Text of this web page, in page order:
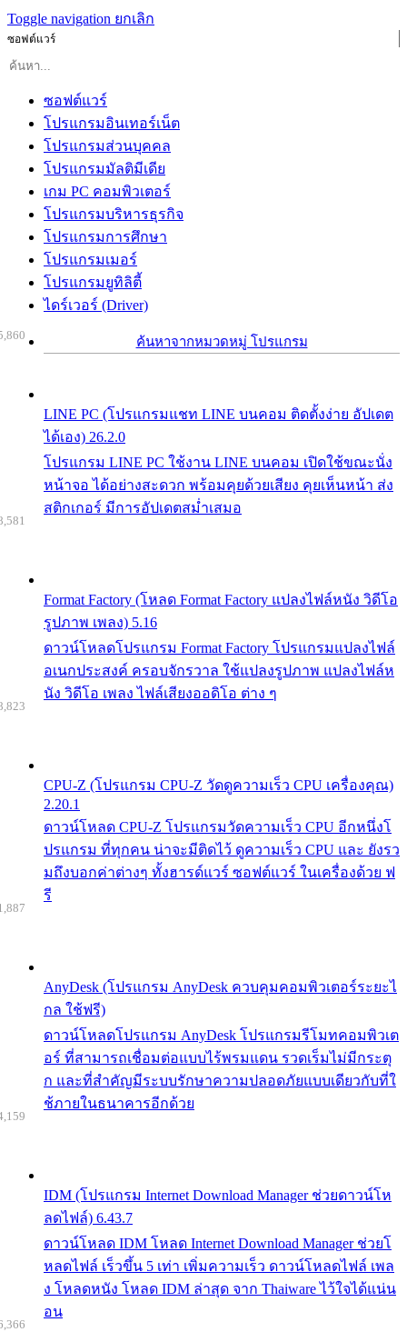
Toggle navigation ยกเลิก
ซอฟต์แวร์
ซอฟต์แวร์
โปรแกรมอินเทอร์เน็ต
โปรแกรมส่วนบุคคล
โปรแกรมมัลติมีเดีย
เกม PC คอมพิวเตอร์
โปรแกรมบริหารธุรกิจ
โปรแกรมการศึกษา
โปรแกรมเมอร์
โปรแกรมยูทิลิตี้
ไดร์เวอร์ (Driver)
ค้นหาจากหมวดหมู่ โปรแกรม
LINE PC (โปรแกรมแชท LINE บนคอม ติดตั้งง่าย อัปเดต
ได้เอง) 26.2.0
โปรแกรม LINE PC ใช้งาน LINE บนคอม เปิดใช้ขณะนั่ง
หน้าจอ ได้อย่างสะดวก พร้อมคุยด้วยเสียง คุยเห็นหน้า ส่ง
สติกเกอร์ มีการอัปเดตสม่ำเสมอ
Format Factory (โหลด Format Factory แปลงไฟล์หนัง วิดีโอ
รูปภาพ เพลง) 5.16
ดาวน์โหลดโปรแกรม Format Factory โปรแกรมแปลงไฟล์
อเนกประสงค์ ครอบจักรวาล ใช้แปลงรูปภาพ แปลงไฟล์ห
นัง วิดีโอ เพลง ไฟล์เสียงออดิโอ ต่าง ๆ
CPU-Z (โปรแกรม CPU-Z วัดดูความเร็ว CPU เครื่องคุณ)
2.20.1
ดาวน์โหลด CPU-Z โปรแกรมวัดความเร็ว CPU อีกหนึ่งโ
ปรแกรม ที่ทุกคน น่าจะมีติดไว้ ดูความเร็ว CPU และ ยังรว
มถึงบอกค่าต่างๆ ทั้งฮารด์แวร์ ซอฟต์แวร์ ในเครื่องด้วย ฟ
รี
AnyDesk (โปรแกรม AnyDesk ควบคุมคอมพิวเตอร์ระยะไ
กล ใช้ฟรี)
ดาวน์โหลดโปรแกรม AnyDesk โปรแกรมรีโมทคอมพิวเต
อร์ ที่สามารถเชื่อมต่อแบบไร้พรมแดน รวดเร็มไม่มีกระตุ
ก และที่สำคัญมีระบบรักษาความปลอดภัยแบบเดียวกับที่ใ
ช้ภายในธนาคารอีกด้วย
IDM (โปรแกรม Internet Download Manager ช่วยดาวน์โห
ลดไฟล์) 6.43.7
ดาวน์โหลด IDM โหลด Internet Download Manager ช่วยโ
หลดไฟล์ เร็วขึ้น 5 เท่า เพิ่มความเร็ว ดาวน์โหลดไฟล์ เพล
ง โหลดหนัง โหลด IDM ล่าสุด จาก Thaiware ไว้ใจได้แน่น
อน